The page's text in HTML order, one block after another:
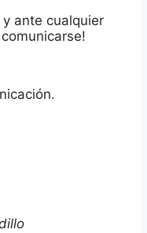
ante cualquier